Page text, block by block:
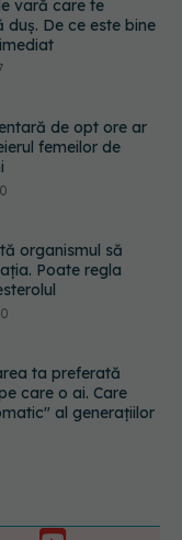
de opt ore ar
femeilor de
organismul să
Poate regla
ta preferată
care o ai. Care
al generațiilor
AST (SGOT): ce
și când sunt un